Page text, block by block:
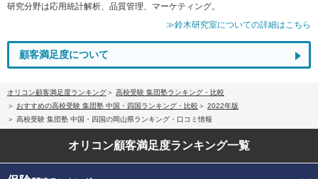
研究分野は応用統計解析、品質管理、マーケティング。
≫鈴木研究室についての詳細はこちら
顧客満足度について
オリコン顧客満足度ランキング
高校受験 集団塾ランキング・比較
おすすめの高校受験 集団塾 中国・四国ランキング・比較
2022年版
高校受験 集団塾 中国・四国の岡山県ランキング・口コミ情報
オリコン顧客満足度ランキング一覧